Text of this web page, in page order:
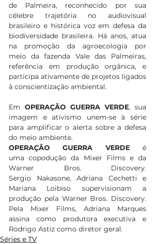
de Palmeira, reconhecido por sua
célebre trajetória no audiovisual
brasileiro e histórica voz em defesa da
biodiversidade brasileira. Há anos, atua
na promoção da agroecologia por
meio da fazenda Vale das Palmeiras,
referência em produção orgânica, e
participa ativamente de projetos ligados
à conscientização ambiental.
Em OPERAÇÃO GUERRA VERDE, sua
imagem e ativismo unem-se à série
para amplificar o alerta sobre a defesa
do meio ambiente.
OPERAÇÃO GUERRA VERDE é
uma copodução da Mixer Films e da
Warner Bros. Discovery.
Sergio Nakasone, Adriana Cechetti e
Mariana Loibiso supervisionam a
produção pela Warner Bros. Discovery.
Pela Mixer Films, Adriana Marques
assina como produtora executiva e
Rodrigo Astiz como diretor geral.
Séries e TV